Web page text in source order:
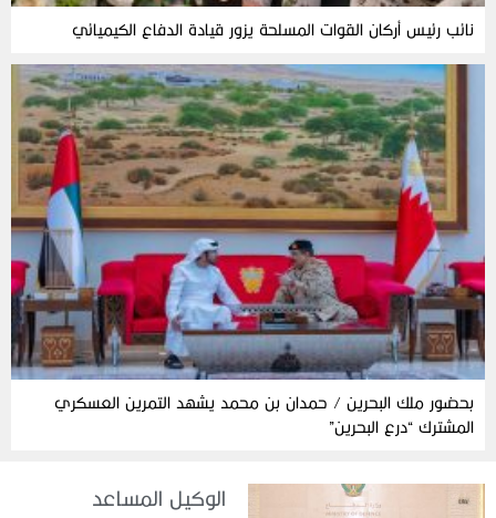
نائب رئيس أركان القوات المسلحة يزور قيادة الدفاع الكيميائي
بحضور ملك البحرين / حمدان بن محمد يشهد التمرين العسكري
المشترك “درع البحرين”
الوكيل المساعد